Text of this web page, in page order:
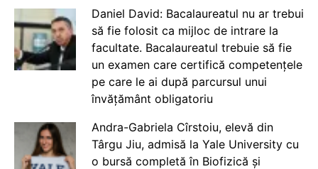
Daniel David: Bacalaureatul nu ar trebui
să fie folosit ca mijloc de intrare la
facultate. Bacalaureatul trebuie să fie
un examen care certifică competențele
pe care le ai după parcursul unui
învățământ obligatoriu
Andra-Gabriela Cîrstoiu, elevă din
Târgu Jiu, admisă la Yale University cu
o bursă completă în Biofizică și